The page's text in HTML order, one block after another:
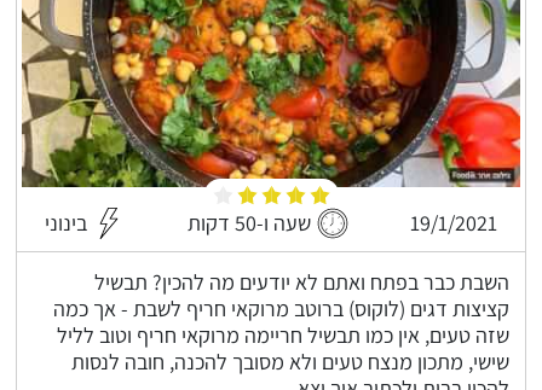
19/1/2021 שעה ו-50 דקות בינוני
השבת כבר בפתח ואתם לא יודעים מה להכין? תבשיל
קציצות דגים (לוקוס) ברוטב מרוקאי חריף לשבת - אך כמה
שזה טעים, אין כמו תבשיל חריימה מרוקאי חריף וטוב לליל
שישי, מתכון מנצח טעים ולא מסובך להכנה, חובה לנסות